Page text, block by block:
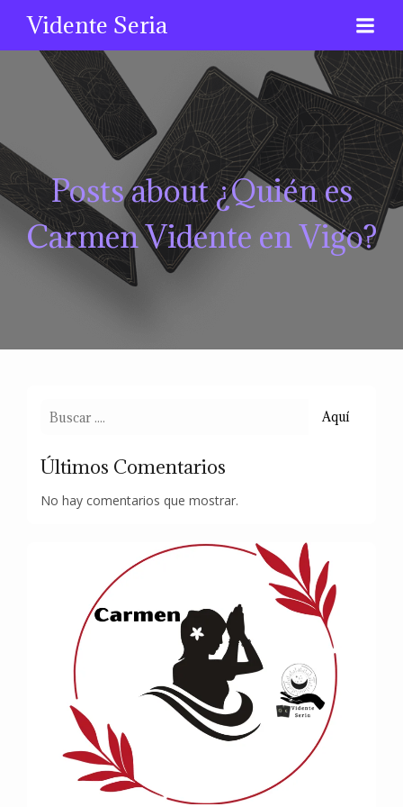
Vidente Seria
Posts about ¿Quién es
Carmen Vidente en Vigo?
Aquí
Últimos Comentarios
No hay comentarios que mostrar.